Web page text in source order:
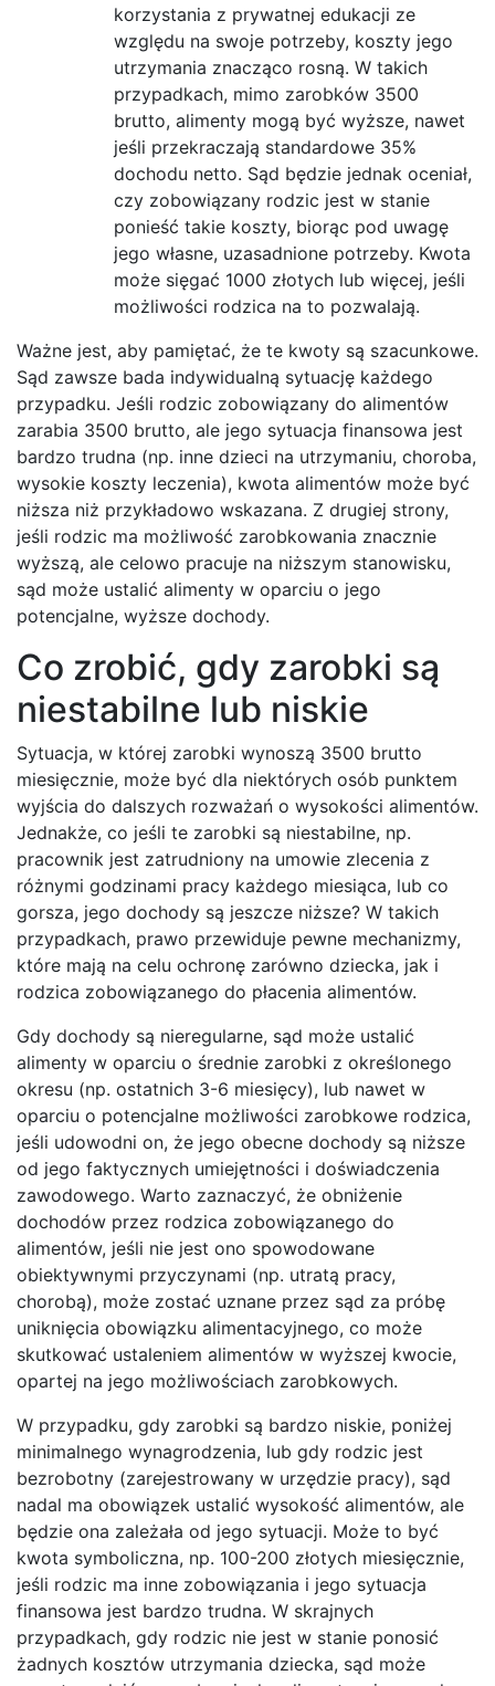
korzystania z prywatnej edukacji ze
względu na swoje potrzeby, koszty jego
utrzymania znacząco rosną. W takich
przypadkach, mimo zarobków 3500
brutto, alimenty mogą być wyższe, nawet
jeśli przekraczają standardowe 35%
dochodu netto. Sąd będzie jednak oceniał,
czy zobowiązany rodzic jest w stanie
ponieść takie koszty, biorąc pod uwagę
jego własne, uzasadnione potrzeby. Kwota
może sięgać 1000 złotych lub więcej, jeśli
możliwości rodzica na to pozwalają.
Ważne jest, aby pamiętać, że te kwoty są szacunkowe.
Sąd zawsze bada indywidualną sytuację każdego
przypadku. Jeśli rodzic zobowiązany do alimentów
zarabia 3500 brutto, ale jego sytuacja finansowa jest
bardzo trudna (np. inne dzieci na utrzymaniu, choroba,
wysokie koszty leczenia), kwota alimentów może być
niższa niż przykładowo wskazana. Z drugiej strony,
jeśli rodzic ma możliwość zarobkowania znacznie
wyższą, ale celowo pracuje na niższym stanowisku,
sąd może ustalić alimenty w oparciu o jego
potencjalne, wyższe dochody.
Co zrobić, gdy zarobki są
niestabilne lub niskie
Sytuacja, w której zarobki wynoszą 3500 brutto
miesięcznie, może być dla niektórych osób punktem
wyjścia do dalszych rozważań o wysokości alimentów.
Jednakże, co jeśli te zarobki są niestabilne, np.
pracownik jest zatrudniony na umowie zlecenia z
różnymi godzinami pracy każdego miesiąca, lub co
gorsza, jego dochody są jeszcze niższe? W takich
przypadkach, prawo przewiduje pewne mechanizmy,
które mają na celu ochronę zarówno dziecka, jak i
rodzica zobowiązanego do płacenia alimentów.
Gdy dochody są nieregularne, sąd może ustalić
alimenty w oparciu o średnie zarobki z określonego
okresu (np. ostatnich 3-6 miesięcy), lub nawet w
oparciu o potencjalne możliwości zarobkowe rodzica,
jeśli udowodni on, że jego obecne dochody są niższe
od jego faktycznych umiejętności i doświadczenia
zawodowego. Warto zaznaczyć, że obniżenie
dochodów przez rodzica zobowiązanego do
alimentów, jeśli nie jest ono spowodowane
obiektywnymi przyczynami (np. utratą pracy,
chorobą), może zostać uznane przez sąd za próbę
uniknięcia obowiązku alimentacyjnego, co może
skutkować ustaleniem alimentów w wyższej kwocie,
opartej na jego możliwościach zarobkowych.
W przypadku, gdy zarobki są bardzo niskie, poniżej
minimalnego wynagrodzenia, lub gdy rodzic jest
bezrobotny (zarejestrowany w urzędzie pracy), sąd
nadal ma obowiązek ustalić wysokość alimentów, ale
będzie ona zależała od jego sytuacji. Może to być
kwota symboliczna, np. 100-200 złotych miesięcznie,
jeśli rodzic ma inne zobowiązania i jego sytuacja
finansowa jest bardzo trudna. W skrajnych
przypadkach, gdy rodzic nie jest w stanie ponosić
żadnych kosztów utrzymania dziecka, sąd może